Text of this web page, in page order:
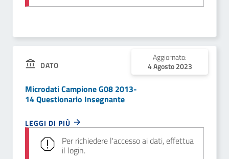
DATO
Aggiornato:
4 Agosto 2023
Microdati Campione G08 2013-
14 Questionario Insegnante
LEGGI DI PIÙ
Per richiedere l'accesso ai dati, effettua
il login.